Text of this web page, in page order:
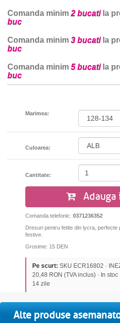
Comanda minim 2 bucatila
buc
Comanda minim 3 bucatila
buc
Comanda minim 5 bucatila
buc
Marimea:
Culoarea:
Cantitate:
Adauga
Comanda telefonic: 0371236352
Dresuri pentru fetite din lycra, perfecte
festive.
Grosime: 15 DEN
Pe scurt: SKU ECR16802 ·
20,48 RON (TVA inclus) · In
14 zile
Alte produse